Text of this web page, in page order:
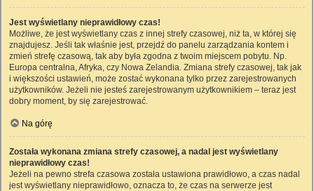
Jest wyświetlany nieprawidłowy czas!
Możliwe, że jest wyświetlany czas z innej strefy czasowej, niż ta, w której się
znajdujesz. Jeśli tak właśnie jest, przejdź do panelu zarządzania kontem i
zmień strefę czasową, tak aby była zgodna z twoim miejscem pobytu. Np.
Europa centralna, Afryka, czy Nowa Zelandia. Zmiana strefy czasowej, tak jak
i większości ustawień, może zostać wykonana tylko przez zarejestrowanych
użytkowników. Jeżeli nie jesteś zarejestrowanym użytkownikiem – teraz jest
dobry moment, by się zarejestrować.
Na górę
Została wykonana zmiana strefy czasowej, a nadal jest wyświetlany
nieprawidłowy czas!
Jeżeli na pewno strefa czasowa została ustawiona prawidłowo, a czas nadal
jest wyświetlany nieprawidłowo, oznacza to, że czas na serwerze jest